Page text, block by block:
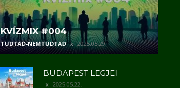
KVÍZMIX #004
TUDTAD-NEMTUDTAD 2025.05.29.
BUDAPEST LEGJEI
2025.05.22.